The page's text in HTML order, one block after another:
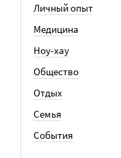
Личный опыт
Медицина
Ноу-хау
Общество
Отдых
Семья
События